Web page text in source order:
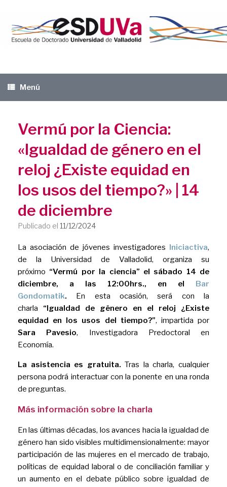
contenido
Menú
Vermú por la Ciencia:
«Igualdad de género en el
reloj ¿Existe equidad en
los usos del tiempo?» | 14
de diciembre
Publicado el 11/12/2024
La asociación de jóvenes investigadores Iniciactiva,
de la Universidad de Valladolid, organiza su
próximo “Vermú por la ciencia” el sábado 14 de
diciembre, a las 12:00hrs., en el Bar
Gondomatik. En esta ocasión, será con la
charla “Igualdad de género en el reloj ¿Existe
equidad en los usos del tiempo?”, impartida por
Sara Pavesio, Investigadora Predoctoral en
Economía.
La asistencia es gratuita. Tras la charla, cualquier
persona podrá interactuar con la ponente en una ronda
de preguntas.
Más información sobre la charla
En las últimas décadas, los avances hacia la igualdad de
género han sido visibles multidimensionalmente: mayor
participación de las mujeres en el mercado de trabajo,
políticas de equidad laboral o de conciliación familiar y
un aumento en el debate público sobre igualdad de